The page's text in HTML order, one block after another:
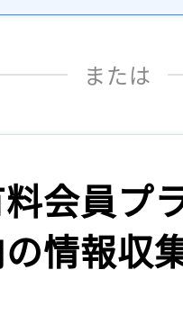
または
会員プ
情報収